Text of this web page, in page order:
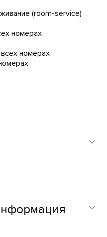
(room-service)
номерах
номерах